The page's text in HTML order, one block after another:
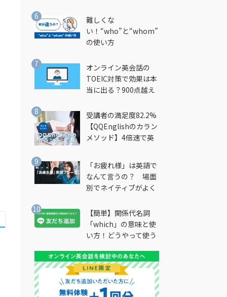
難しくな
い！“who”と“whom”
の使い方
オンライン英会話の
TOEIC対策で効果は本
当に出る？900点越え
受講者の満足度82.2%
【QQEnglishのカラン
メソッド】4倍速で英
法とは？
「お疲れ様」は英語で
なんて言うの？ 場面
別でネイティブがよく
説
【簡単】関係代名詞
「which」の意味と使
い方！どうやって使う